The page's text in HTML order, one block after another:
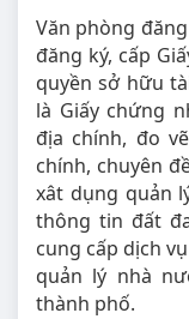
Văn phòng
đăng ký, cấp
quyền sở hữu
là Giấy chứng
địa chính, đo
chính, chuyên
xât dụng quản
thông tin đất
cung cấp dịch
quản lý nhà
thành phố.